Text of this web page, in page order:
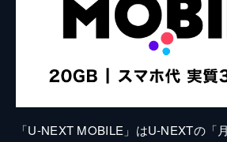
「U-NEXT MOBILE」はU-NEXTの「